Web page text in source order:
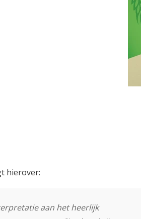
hierover:
aan het heerlijk